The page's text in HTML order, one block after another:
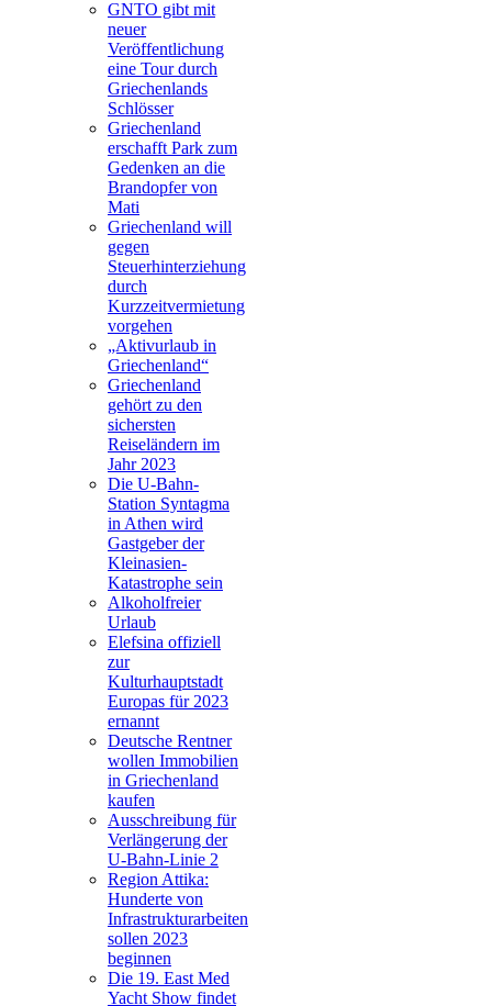
GNTO gibt mit
neuer
Veröffentlichung
eine Tour durch
Griechenlands
Schlösser
Griechenland
erschafft Park zum
Gedenken an die
Brandopfer von
Mati
Griechenland will
gegen
Steuerhinterziehung
durch
Kurzzeitvermietung
vorgehen
„Aktivurlaub in
Griechenland“
Griechenland
gehört zu den
sichersten
Reiseländern im
Jahr 2023
Die U-Bahn-
Station Syntagma
in Athen wird
Gastgeber der
Kleinasien-
Katastrophe sein
Alkoholfreier
Urlaub
Elefsina offiziell
zur
Kulturhauptstadt
Europas für 2023
ernannt
Deutsche Rentner
wollen Immobilien
in Griechenland
kaufen
Ausschreibung für
Verlängerung der
U-Bahn-Linie 2
Region Attika:
Hunderte von
Infrastrukturarbeiten
sollen 2023
beginnen
Die 19. East Med
Yacht Show findet